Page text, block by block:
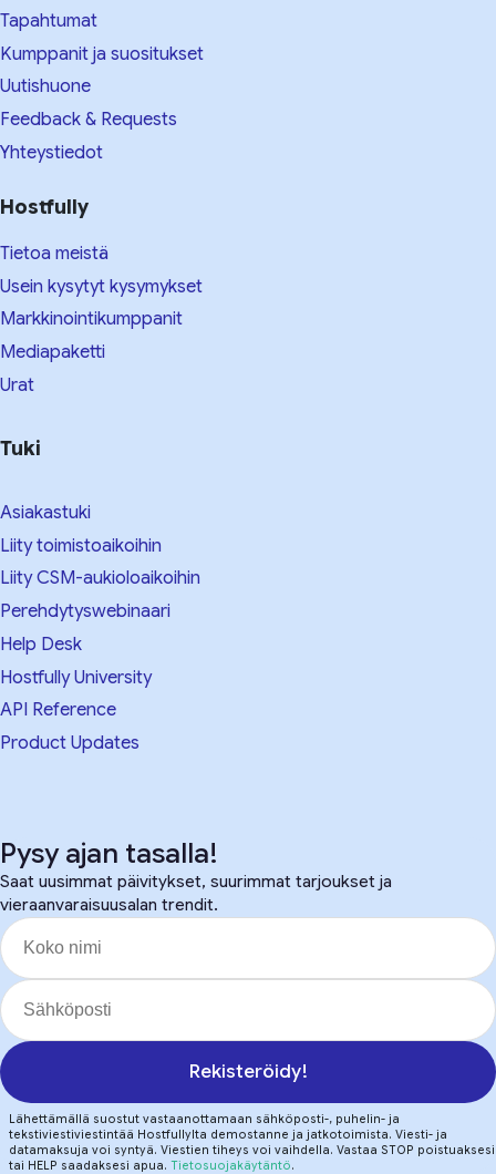
Tapahtumat
Kumppanit ja suositukset
Uutishuone
Feedback & Requests
Yhteystiedot
Hostfully
Tietoa meistä
Usein kysytyt kysymykset
Markkinointikumppanit
Mediapaketti
Urat
Tuki
Asiakastuki
Liity toimistoaikoihin
Liity CSM-aukioloaikoihin
Perehdytyswebinaari
Help Desk
Hostfully University
API Reference
Product Updates
Pysy ajan tasalla!
Saat uusimmat päivitykset, suurimmat tarjoukset ja
vieraanvaraisuusalan trendit.
Rekisteröidy!
Lähettämällä suostut vastaanottamaan sähköposti-, puhelin- ja
tekstiviestiviestintää Hostfullylta demostanne ja jatkotoimista. Viesti- ja
datamaksuja voi syntyä. Viestien tiheys voi vaihdella. Vastaa STOP poistuaksesi
tai HELP saadaksesi apua. Tietosuojakäytäntö.